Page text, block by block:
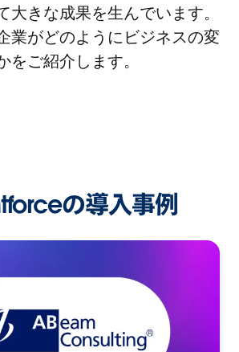
大きな成果を生んでいます。
業がどのようにビジネスの変
をご紹介します。
の導入事例